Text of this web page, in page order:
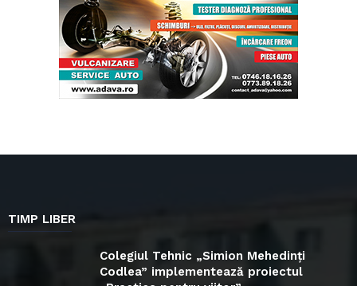
TIMP LIBER
Colegiul Tehnic „Simion Mehedinți
Codlea” implementează proiectul